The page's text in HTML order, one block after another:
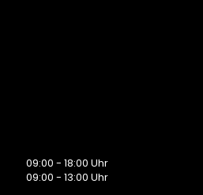
09:00 - 18:00 Uhr
09:00 - 13:00 Uhr